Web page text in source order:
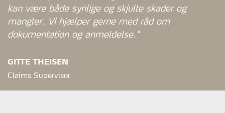
kan være både synlige og skjulte skader og
mangler. Vi hjælper gerne med råd om
dokumentation og anmeldelse."
GITTE THEISEN
Claims Supervisor